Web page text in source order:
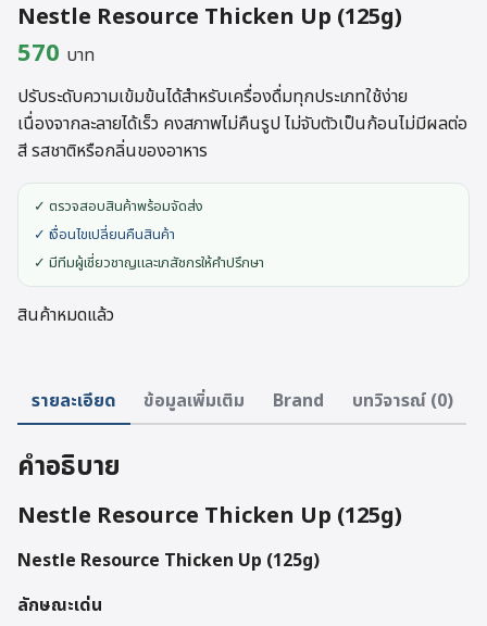
Nestle Resource Thicken Up (125g)
570 บาท
ปรับระดับความเข้มข้นได้สำหรับเครื่องดื่มทุกประเภทใช้ง่าย
เนื่องจากละลายได้เร็ว คงสภาพไม่คืนรูป ไม่จับตัวเป็นก้อนไม่มีผลต่อ
สี รสชาติหรือกลิ่นของอาหาร
✓ ตรวจสอบสินค้าพร้อมจัดส่ง
✓ เงื่อนไขเปลี่ยนคืนสินค้า
✓ มีทีมผู้เชี่ยวชาญและเภสัชกรให้คำปรึกษา
สินค้าหมดแล้ว
รายละเอียด ข้อมูลเพิ่มเติม Brand บทวิจารณ์ (0)
คำอธิบาย
Nestle Resource Thicken Up (125g)
Nestle Resource Thicken Up (125g)
ลักษณะเด่น